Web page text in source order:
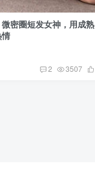
密圈短发女神，用成熟
2 3507